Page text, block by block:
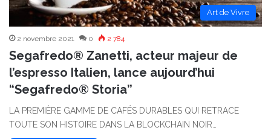
Art de Vivre
2 novembre 2021 0 2 784
Segafredo® Zanetti, acteur majeur de
l’espresso Italien, lance aujourd’hui
“Segafredo® Storia”
LA PREMIÈRE GAMME DE CAFÉS DURABLES QUI RETRACE
TOUTE SON HISTOIRE DANS LA BLOCKCHAIN NOIR…